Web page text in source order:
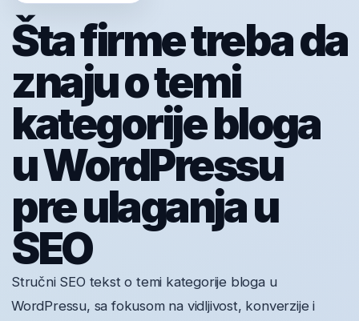
Šta firme treba da
znaju o temi
kategorije bloga
u WordPressu
pre ulaganja u
SEO
Stručni SEO tekst o temi kategorije bloga u
WordPressu, sa fokusom na vidljivost, konverzije i